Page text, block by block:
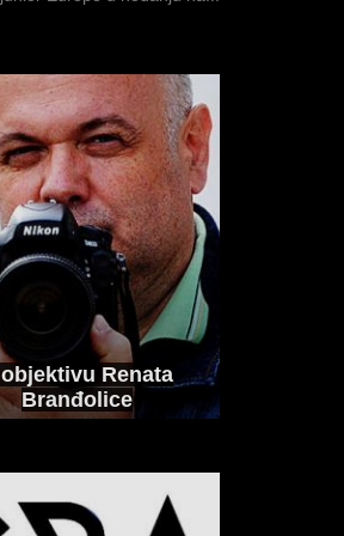
SRPANJ 21, 2026
Europsko
za mlađe
i juniorke 2026
SRPANJ 18, 2026
danu"
KOLOVOZ 5, 2026
na svom drugom Svjetskom
POLJAK još
na svom
SPU20:
prepuna
Renata
Branđolice